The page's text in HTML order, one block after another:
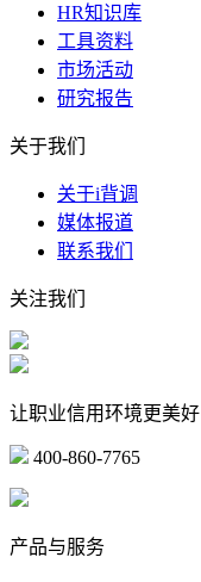
HR知识库
工具资料
市场活动
研究报告
关于我们
关于i背调
媒体报道
联系我们
关注我们
让职业信用环境更美好
400-860-7765
产品与服务